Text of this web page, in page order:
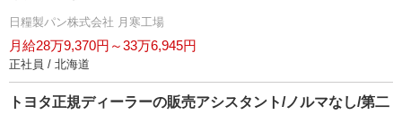
日糧製パン株式会社 月寒工場
月給28万9,370円～33万6,945円
正社員 / 北海道
トヨタ正規ディーラーの販売アシスタント/ノルマなし/第二